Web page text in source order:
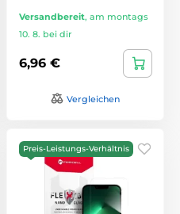
Versandbereit, am montags
10. 8. bei dir
6,96 €
Vergleichen
Preis-Leistungs-Verhältnis